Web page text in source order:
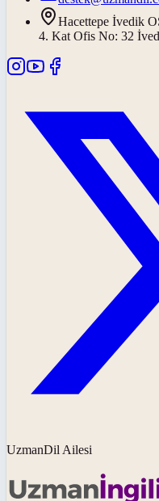
Hacettepe İvedik
4. Kat Ofis No: 32
UzmanDil Ailesi